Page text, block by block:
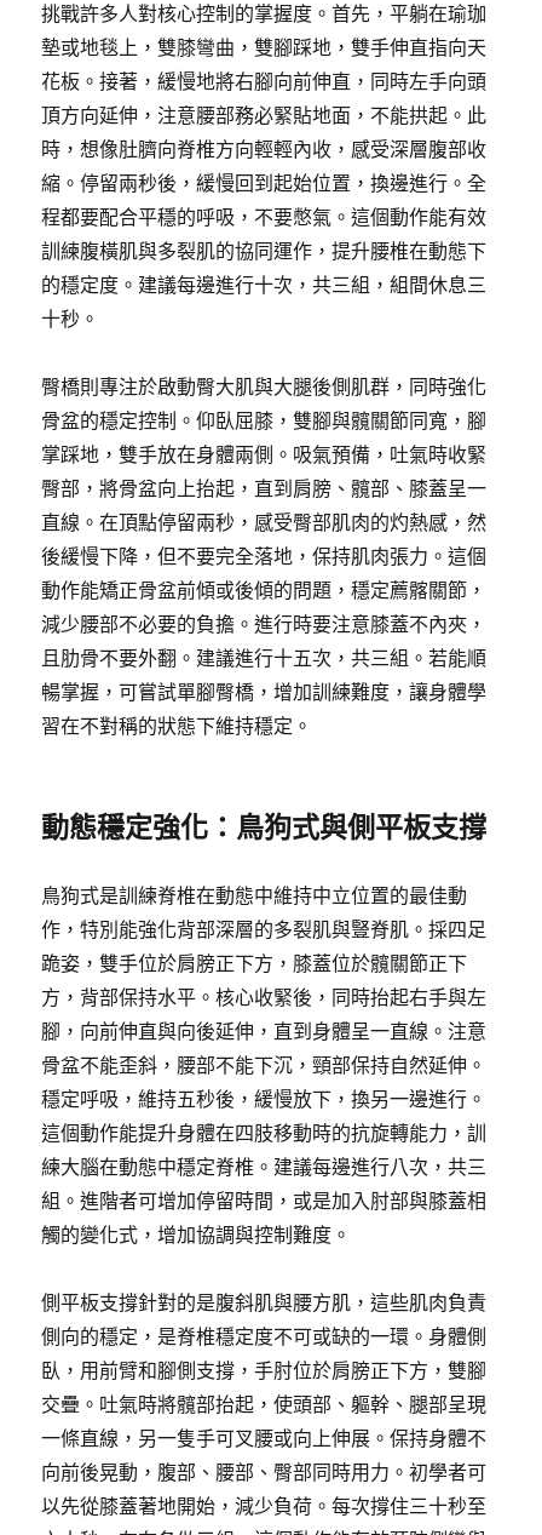
挑戰許多人對核心控制的掌握度。首先，平躺在瑜珈
墊或地毯上，雙膝彎曲，雙腳踩地，雙手伸直指向天
花板。接著，緩慢地將右腳向前伸直，同時左手向頭
頂方向延伸，注意腰部務必緊貼地面，不能拱起。此
時，想像肚臍向脊椎方向輕輕內收，感受深層腹部收
縮。停留兩秒後，緩慢回到起始位置，換邊進行。全
程都要配合平穩的呼吸，不要憋氣。這個動作能有效
訓練腹橫肌與多裂肌的協同運作，提升腰椎在動態下
的穩定度。建議每邊進行十次，共三組，組間休息三
十秒。
臀橋則專注於啟動臀大肌與大腿後側肌群，同時強化
骨盆的穩定控制。仰臥屈膝，雙腳與髖關節同寬，腳
掌踩地，雙手放在身體兩側。吸氣預備，吐氣時收緊
臀部，將骨盆向上抬起，直到肩膀、髖部、膝蓋呈一
直線。在頂點停留兩秒，感受臀部肌肉的灼熱感，然
後緩慢下降，但不要完全落地，保持肌肉張力。這個
動作能矯正骨盆前傾或後傾的問題，穩定薦髂關節，
減少腰部不必要的負擔。進行時要注意膝蓋不內夾，
且肋骨不要外翻。建議進行十五次，共三組。若能順
暢掌握，可嘗試單腳臀橋，增加訓練難度，讓身體學
習在不對稱的狀態下維持穩定。
動態穩定強化：鳥狗式與側平板支撐
鳥狗式是訓練脊椎在動態中維持中立位置的最佳動
作，特別能強化背部深層的多裂肌與豎脊肌。採四足
跪姿，雙手位於肩膀正下方，膝蓋位於髖關節正下
方，背部保持水平。核心收緊後，同時抬起右手與左
腳，向前伸直與向後延伸，直到身體呈一直線。注意
骨盆不能歪斜，腰部不能下沉，頸部保持自然延伸。
穩定呼吸，維持五秒後，緩慢放下，換另一邊進行。
這個動作能提升身體在四肢移動時的抗旋轉能力，訓
練大腦在動態中穩定脊椎。建議每邊進行八次，共三
組。進階者可增加停留時間，或是加入肘部與膝蓋相
觸的變化式，增加協調與控制難度。
側平板支撐針對的是腹斜肌與腰方肌，這些肌肉負責
側向的穩定，是脊椎穩定度不可或缺的一環。身體側
臥，用前臂和腳側支撐，手肘位於肩膀正下方，雙腳
交疊。吐氣時將髖部抬起，使頭部、軀幹、腿部呈現
一條直線，另一隻手可叉腰或向上伸展。保持身體不
向前後晃動，腹部、腰部、臀部同時用力。初學者可
以先從膝蓋著地開始，減少負荷。每次撐住三十秒至